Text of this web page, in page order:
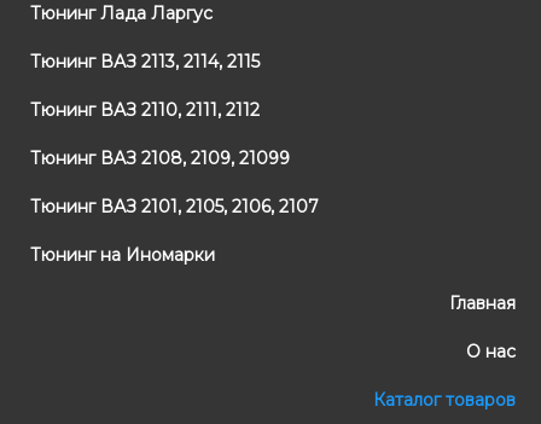
Тюнинг Лада Ларгус
Тюнинг ВАЗ 2113, 2114, 2115
Тюнинг ВАЗ 2110, 2111, 2112
Тюнинг ВАЗ 2108, 2109, 21099
Тюнинг ВАЗ 2101, 2105, 2106, 2107
Тюнинг на Иномарки
Главная
О нас
Каталог товаров